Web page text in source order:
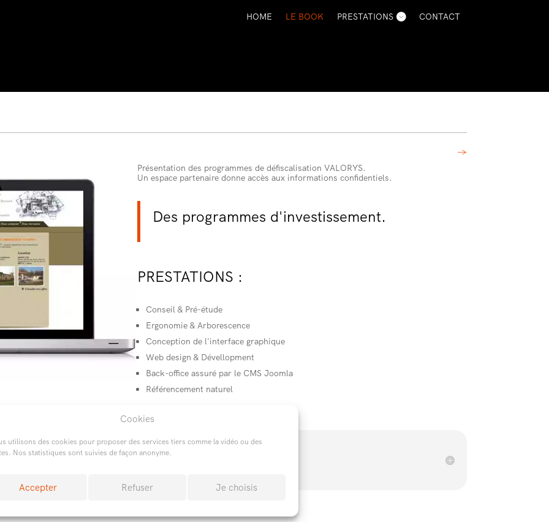
Cookies
utilisons des cookies pour proposer des services tiers comme la vidéo ou des
Nos statistiques sont suivies de façon anonyme.
Accepter Refuser Je choisis
HOME LE BOOK PRESTATIONS CONTACT
→
Présentation des programmes de défiscalisation VALORYS.
Un espace partenaire donne accès aux informations confidentiels.
Des programmes d'investissement.
PRESTATIONS :
Conseil & Pré-étude
Ergonomie & Arborescence
Conception de l'interface graphique
Web design & Dévellopment
Back-office assuré par le CMS Joomla
Référencement naturel
d’informations sur ce type de projet